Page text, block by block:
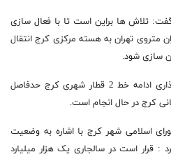
تلاش ها براین است تا با فعال سازی
متروی تهران به هسته مرکزی کرج انتقال
سازی شود.
عمار ایزدیار بیان کرد: مرحله ریل گذاری ادامه خط 2 قطار شهری کرج حدفاصل
کرج در حال انجام است.
اسلامی شهر کرج با اشاره به وضعیت
: قرار است در سالجاری یک هزار میلیارد